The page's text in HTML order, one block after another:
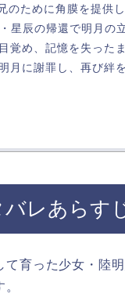
のために角膜を提供
星辰の帰還で明月の
覚め、記憶を失った
月に謝罪し、再び絆
レあらす
て育った少女・陸